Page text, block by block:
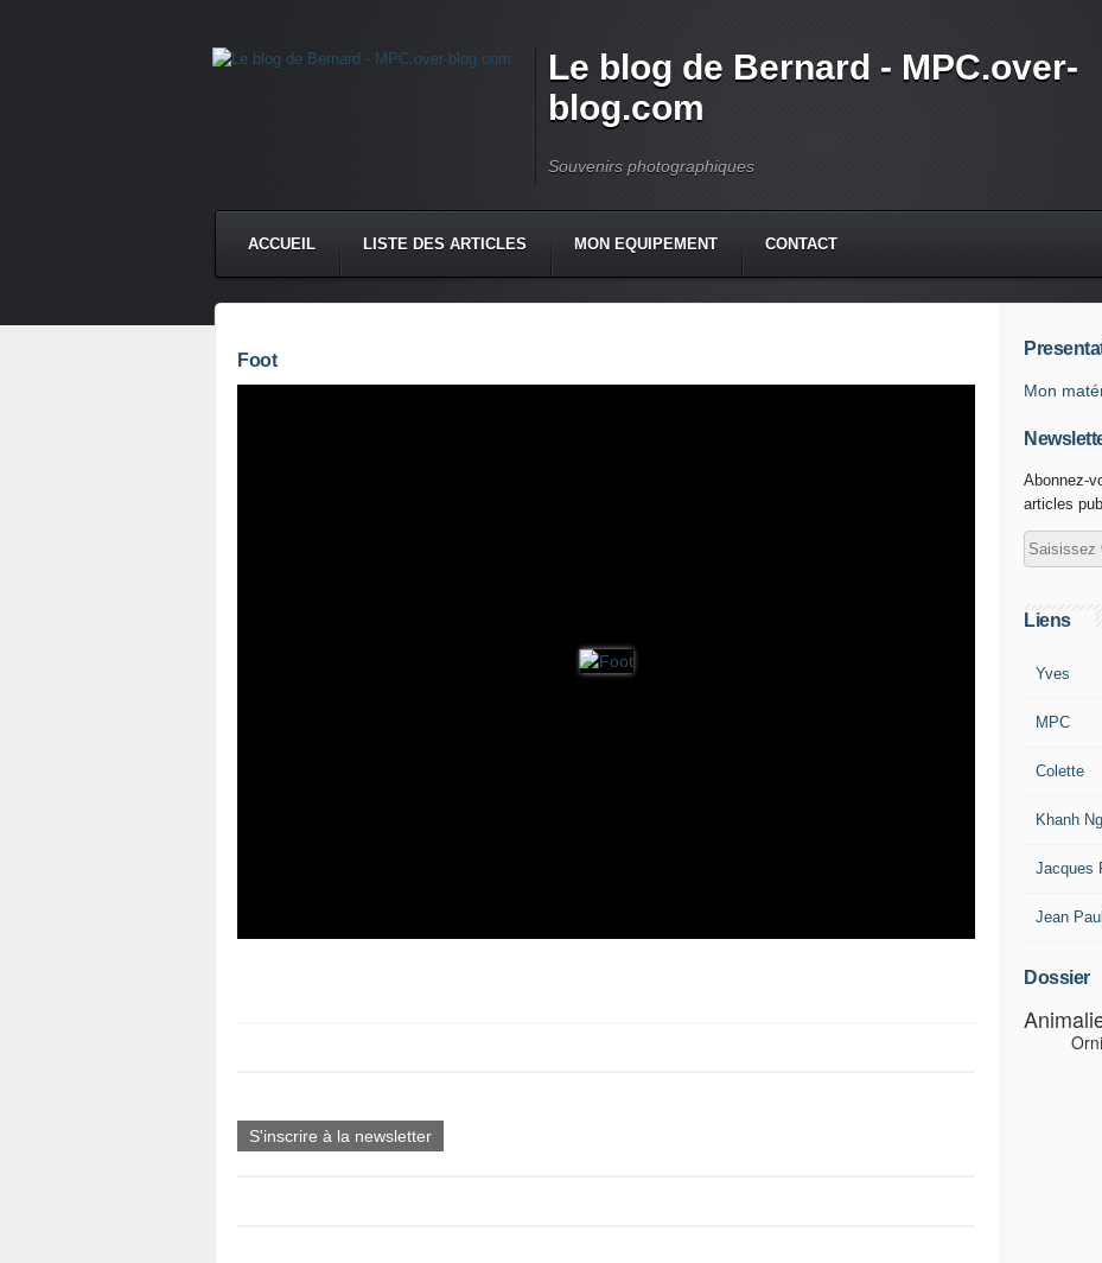
Le blog de Bernard - MPC.over-
blog.com
Souvenirs photographiques
ACCUEIL LISTE DES ARTICLES MON EQUIPEMENT CONTACT
Foot
S'inscrire à la newsletter
Mon
Abonnez-
articles
Liens
Yves
MPC
Colette
Khanh
Jacques
Jean
Dossier